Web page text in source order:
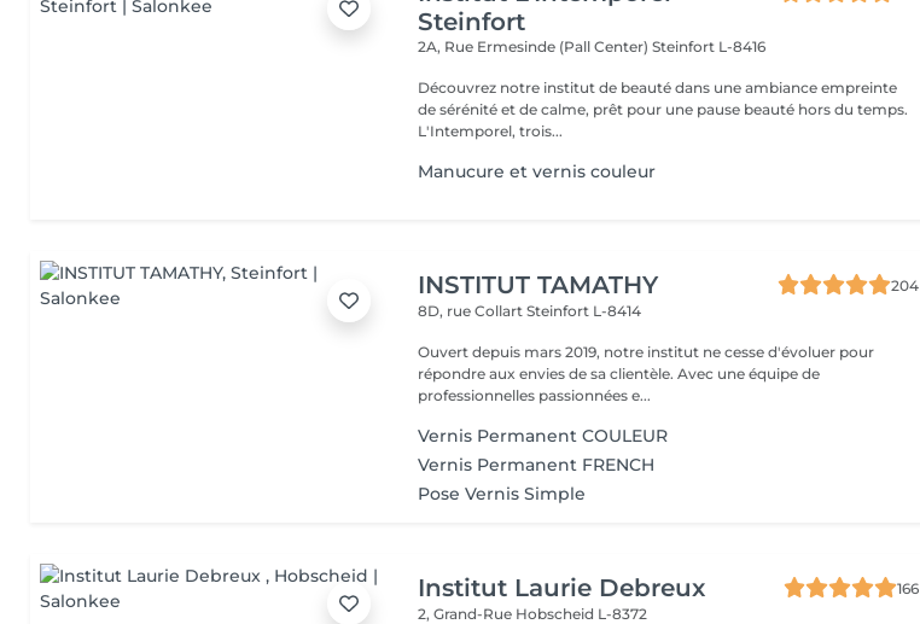
Steinfort
2A, Rue Ermesinde (Pall Center)Steinfort L-8416
Découvrez notre institut de beauté dans une ambiance empreinte
de sérénité et de calme, prêt pour une pause beauté hors du temps.
L'Intemporel, trois...
Manucure et vernis couleur
INSTITUT TAMATHY
204
8D, rue CollartSteinfort L-8414
Ouvert depuis mars 2019, notre institut ne cesse d'évoluer pour
répondre aux envies de sa clientèle. Avec une équipe de
professionnelles passionnées e...
Vernis Permanent COULEUR
Vernis Permanent FRENCH
Pose Vernis Simple
Institut Laurie Debreux
166
2, Grand-Rue Hobscheid L-8372